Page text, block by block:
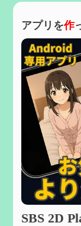
アプリを作
SBS 2D